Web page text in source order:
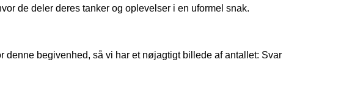
de deler deres tanker og oplevelser i en uformel snak.
begivenhed, så vi har et nøjagtigt billede af antallet: Svar